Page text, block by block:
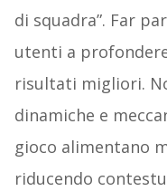
di squadra”. Far
utenti a
risultati migliori.
dinamiche e
gioco alimentano
riducendo